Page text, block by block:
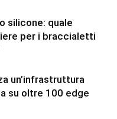
silicone: quale
per i braccialetti
un’infrastruttura
su oltre 100 edge